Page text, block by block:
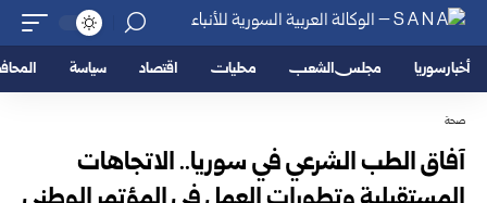
أخبار سوريا مجلس الشعب محليات اقتصاد سياسة
صحة
آفاق الطب الشرعي في سوريا.. الاتجاهات